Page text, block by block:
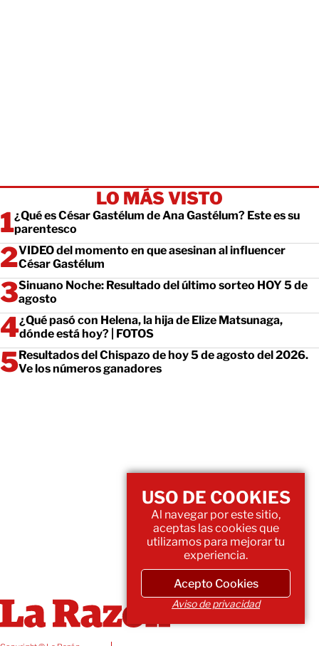
LO MÁS VISTO
¿Qué es César Gastélum de Ana Gastélum? Este es su
parentesco
VIDEO del momento en que asesinan al influencer
César Gastélum
Sinuano Noche: Resultado del último sorteo HOY 5 de
agosto
¿Qué pasó con Helena, la hija de Elize Matsunaga,
dónde está hoy? | FOTOS
Resultados del Chispazo de hoy 5 de agosto del 2026.
Ve los números ganadores
USO DE COOKIES
Al navegar por este sitio,
aceptas las cookies que
utilizamos para mejorar tu
experiencia.
Acepto Cookies
Aviso de privacidad